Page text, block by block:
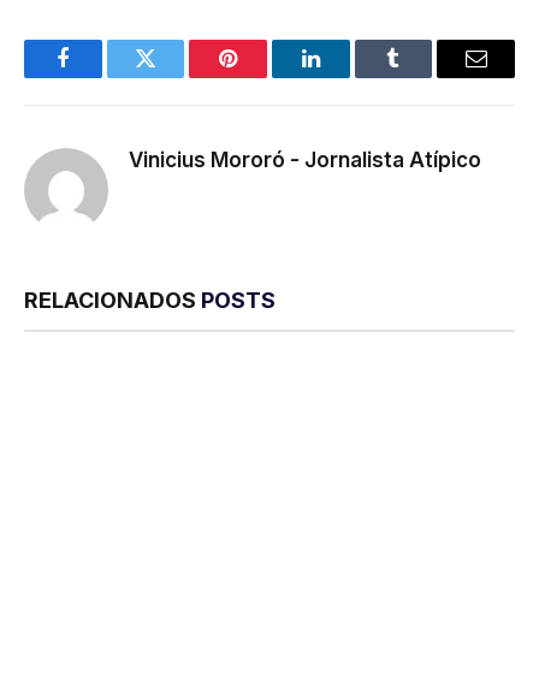
FacebookTwitter Pinterest LinkedInTumblr
E-
Vinicius Mororó - Jornalista Atípico
RELACIONADOS POSTS